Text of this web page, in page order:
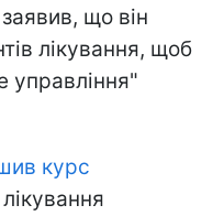
що він
лікування, щоб
управління"
курс